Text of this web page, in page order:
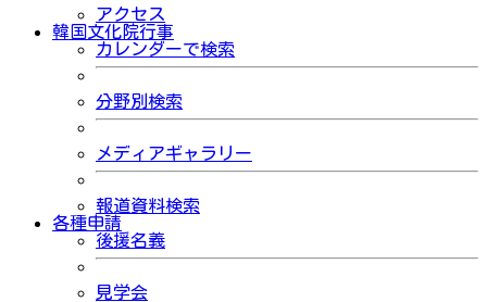
アクセス
韓国文化院行事
カレンダーで検索
分野別検索
メディアギャラリー
報道資料検索
各種申請
後援名義
見学会